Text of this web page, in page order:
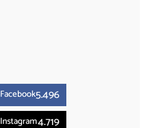
Facebook5.496
Instagram4.719